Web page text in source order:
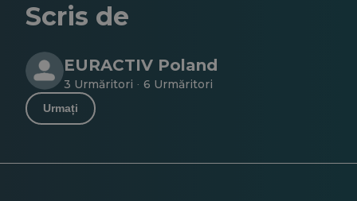
Scris de
EURACTIV Poland
3 Urmăritori · 6 Urmăritori
Urmați